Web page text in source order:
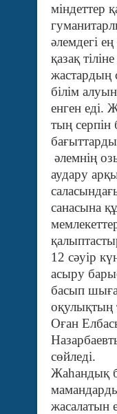
міндеттер
әлемдегі
қазақ
жастардың
білім
енген еді.
тың серпін
әлемнің
аудару
санасына
12 сәуір
асыру
басып
оқулықтың
Оған
сөйледі.
Жаһандық
жасалатын